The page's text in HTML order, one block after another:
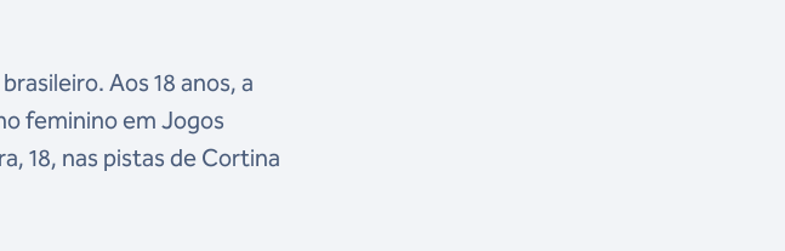
Aos 18 anos, a
feminino em Jogos
18, nas pistas de Cortina